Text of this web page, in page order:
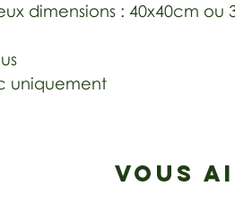
dimensions : 40x40cm ou
uniquement
VOUS